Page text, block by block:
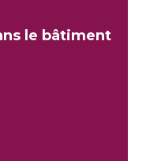
le bâtiment